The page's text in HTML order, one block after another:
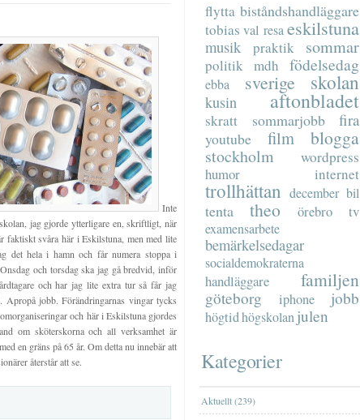
Inte
jag gjorde ytterligare en, skriftligt, när
faktiskt svåra här i Eskilstuna, men med lite
det hela i hamn och får numera stoppa i
och torsdag ska jag gå bredvid, inför
och har jag lite extra tur så får jag
Apropå jobb. Förändringarnas vingar tycks
och här i Eskilstuna gjordes
om sköterskorna och all verksamhet är
en gräns på 65 år. Om detta nu innebär att
återstår att se.
flytta biståndshandläggare
tobias val resa eskilstuna
musik praktik sommar
politik mdh födelsedag
ebba sverige skolan
kusin aftonbladet
skratt sommarjobb fira
youtube film blogga
stockholm
wordpress
humor
internet
trollhättan december bil
tenta theo örebro tv
examensarbete
bemärkelsedagar
socialdemokraterna
handläggare familjen
göteborg iphone jobb
högtidhögskolan julen
Kategorier
Aktuellt (239)